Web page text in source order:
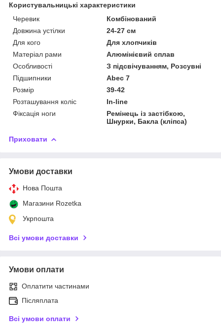
Користувальницькі характеристики
Черевик
Комбінований
Довжина устілки
24-27 см
Для кого
Для хлопчиків
Матеріал рами
Алюмінієвий сплав
Особливості
З підсвічуванням, Розсувні
Підшипники
Abec 7
Розмір
39-42
Розташування коліс
In-line
Фіксація ноги
Ремінець із застібкою,
Шнурки, Бакла (кліпса)
Приховати
Умови доставки
Нова Пошта
Магазини Rozetka
Укрпошта
Всі умови доставки
Умови оплати
Оплатити частинами
Післяплата
Всі умови оплати